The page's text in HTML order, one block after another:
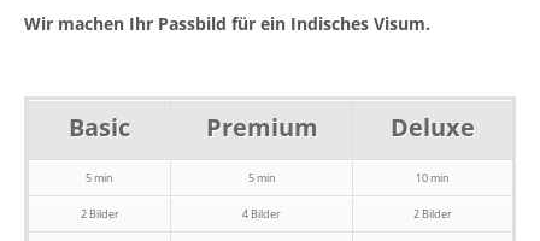
Wir machen Ihr Passbild für ein Indisches Visum.
Basic Premium Deluxe
5 min 5 min 10 min
2 Bilder 4 Bilder 2 Bilder